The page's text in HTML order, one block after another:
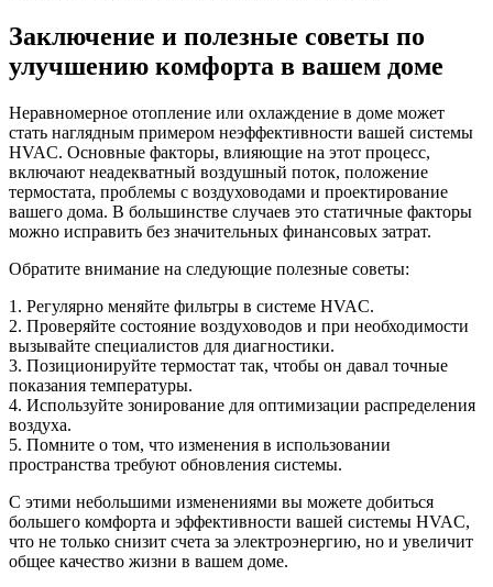
Заключение и полезные советы по
улучшению комфорта в вашем доме
Неравномерное отопление или охлаждение в доме может
стать наглядным примером неэффективности вашей системы
HVAC. Основные факторы, влияющие на этот процесс,
включают неадекватный воздушный поток, положение
термостата, проблемы с воздуховодами и проектирование
вашего дома. В большинстве случаев это статичные факторы
можно исправить без значительных финансовых затрат.
Обратите внимание на следующие полезные советы:
1. Регулярно меняйте фильтры в системе HVAC.
2. Проверяйте состояние воздуховодов и при необходимости
вызывайте специалистов для диагностики.
3. Позиционируйте термостат так, чтобы он давал точные
показания температуры.
4. Используйте зонирование для оптимизации распределения
воздуха.
5. Помните о том, что изменения в использовании
пространства требуют обновления системы.
С этими небольшими изменениями вы можете добиться
большего комфорта и эффективности вашей системы HVAC,
что не только снизит счета за электроэнергию, но и увеличит
общее качество жизни в вашем доме.